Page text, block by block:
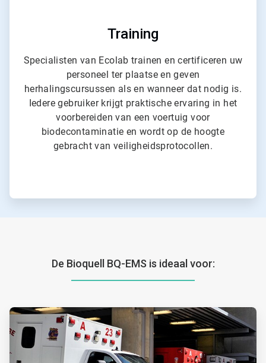
Training
Specialisten van Ecolab trainen en certificeren uw
personeel ter plaatse en geven
herhalingscursussen als en wanneer dat nodig is.
Iedere gebruiker krijgt praktische ervaring in het
voorbereiden van een voertuig voor
biodecontaminatie en wordt op de hoogte
gebracht van veiligheidsprotocollen.
De Bioquell BQ-EMS is ideaal voor:
ArticleTile
ˑ